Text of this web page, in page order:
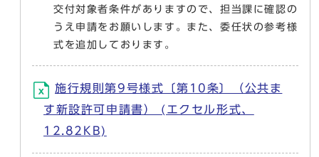
交付対象者条件がありますので、担当課に確認の
うえ申請をお願いします。また、委任状の参考様
式を追加しております。
施行規則第9号様式〔第10条〕（公共ま
す新設許可申請書） (エクセル形式、
12.82KB)